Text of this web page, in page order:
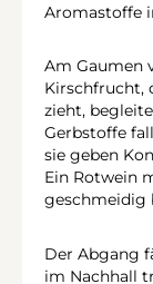
Aromastoffe
Am Gaumen
Kirschfrucht,
zieht,
Gerbstoffe
sie geben
Ein Rotwein
geschmeidig
Der Abgang
im Nachhall